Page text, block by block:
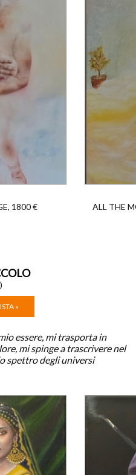
1800 €
ALL THE
»
essere, mi trasporta in
mi spinge a trascrivere nel
spettro degli universi